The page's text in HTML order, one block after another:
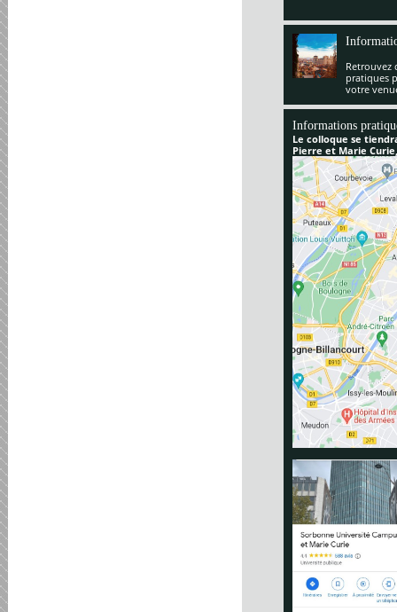
Retrouvez
pratiques
votre
Informations
Le colloque se
Pierre et Marie